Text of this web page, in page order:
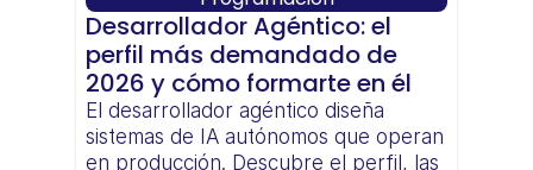
Desarrollador Agéntico: el
perfil más demandado de
2026 y cómo formarte en él
El desarrollador agéntico diseña
sistemas de IA autónomos que operan
en producción. Descubre el perfil, las